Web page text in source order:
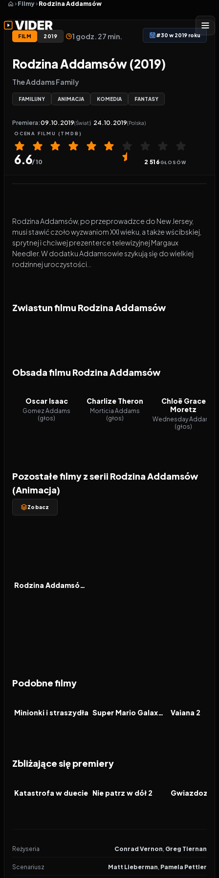
Filmy Rodzina Addamsów
FILM 2019 1 godz. 27 min. #30 w 2019 roku
Rodzina Addamsów (2019)
The Addams Family
FAMILIJNY ANIMACJA KOMEDIA FANTASY
Premiera:09.10.2019(Świat) 24.10.2019(Polska)
OCENA FILMU (TMDB)
6.6/ 10 2 516GŁOSÓW
Rodzina Addamsów, po przeprowadzce do New Jersey,
musi stawić czoło wyzwaniom XXI wieku, a także wścibskiej,
sprytnej i chciwej prezenterce telewizyjnej Margaux
Needler. W dodatku Addamsowie szykują się do wielkiej
rodzinnej uroczystości…
Zwiastun filmu Rodzina Addamsów
Obsada filmu Rodzina Addamsów
Oscar Isaac
Gomez Addams
(głos)
Charlize Theron
Morticia Addams
(głos)
Chloë Grace
Moretz
Wednesday Addams
(głos)
Pozostałe filmy z serii Rodzina Addamsów
(Animacja)
Zobacz
FILM Rodzina Addamsów 2
Podobne filmy
FILM
Minionki i straszydła FILM Super Mario Galaxy Film FILM
Vaiana 2
Zbliżające się premiery
FILM
Katastrofa w duecie FILM
Nie patrz w dół 2 FILM
Reżyseria Conrad Vernon, Greg Tiernan
Scenariusz Matt Lieberman, Pamela Pettler